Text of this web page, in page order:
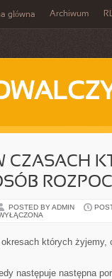
główna Archiwum
CZASACH
POSTED BY ADMIN
których żyjemy,
następuje następna